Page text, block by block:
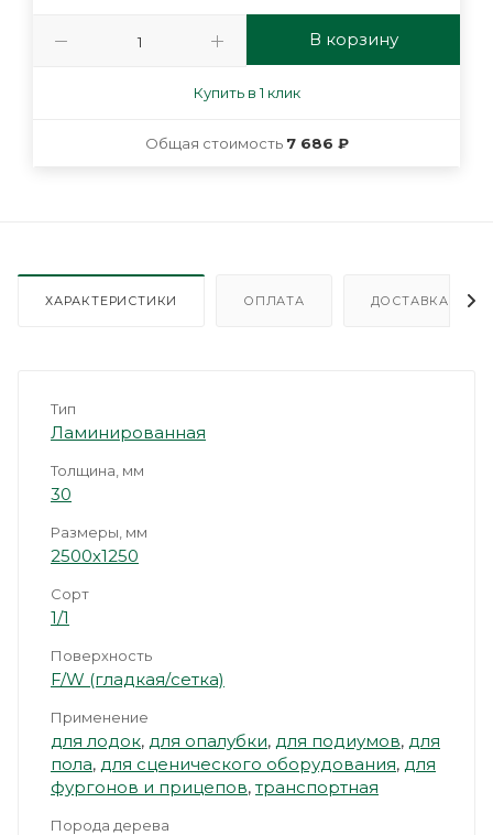
В корзину
Купить в 1 клик
Общая стоимость 7 686 ₽
ХАРАКТЕРИСТИКИ ОПЛАТА ДОСТАВКА
Тип
Ламинированная
Толщина, мм
30
Размеры, мм
2500х1250
Сорт
1/1
Поверхность
F/W (гладкая/сетка)
Применение
для лодок, для опалубки, для подиумов, для
пола, для сценического оборудования, для
фургонов и прицепов,транспортная
Порода дерева